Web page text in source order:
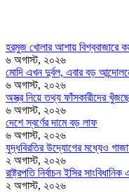
হরমুজ খোলার আশায় বিশ্ববাজারে
৬ অগাস্ট, ২০২৬
মোদি এখন দুর্বল, এবার বড়
৬ অগাস্ট, ২০২৬
অস্ত্র নিয়ে তথ্য ফাঁসকারীদের
৬ অগাস্ট, ২০২৬
দেশে স্বর্ণের দামে বড় লাফ
৬ অগাস্ট, ২০২৬
যুদ্ধবিরতির উদ্যোগের মধ্যেও
২ অগাস্ট, ২০২৬
রাষ্ট্রপতি নির্বাচন ইসির
২ অগাস্ট, ২০২৬